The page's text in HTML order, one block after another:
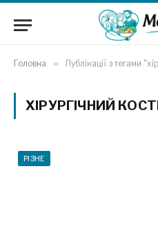
Головна » Публікації з тегами
ХІРУРГІЧНИЙ
РІЗНЕ